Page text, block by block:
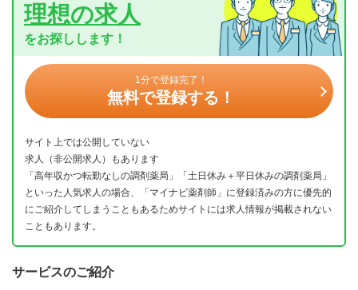
理想の求人
をお探しします！
1分で登録完了！
無料で登録する！
サイト上では公開していない
求人（非公開求人）もあります
「高年収かつ転勤なしの調剤薬局」「土日休み＋平日休みの調剤薬局」
といった人気求人の場合、「マイナビ薬剤師」に登録済みの方に優先的
にご紹介してしまうこともあるためサイトには求人情報が掲載されない
こともあります。
サービスのご紹介